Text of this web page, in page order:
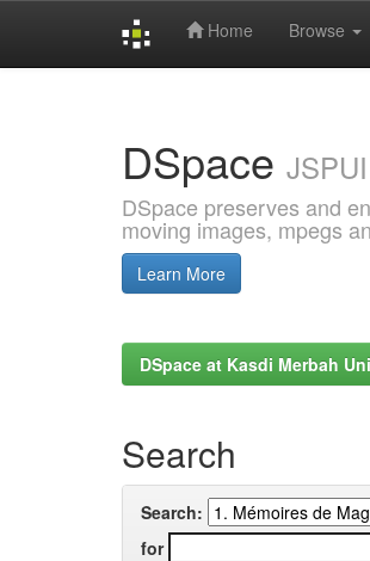
Home Browse
DSpace JSPUI
DSpace preserves and
moving images, mpegs
Learn More
DSpace at Kasdi Merbah
Search
Search:
for